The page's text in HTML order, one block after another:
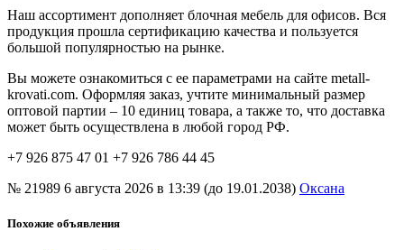
Наш ассортимент дополняет блочная мебель для офисов. Вся
продукция прошла сертификацию качества и пользуется
большой популярностью на рынке.
Вы можете ознакомиться с ее параметрами на сайте metall-
krovati.com. Оформляя заказ, учтите минимальный размер
оптовой партии – 10 единиц товара, а также то, что доставка
может быть осуществлена в любой город РФ.
+7 926 875 47 01 +7 926 786 44 45
№ 21989 6 августа 2026 в 13:39 (до 19.01.2038) Оксана
Похожие объявления